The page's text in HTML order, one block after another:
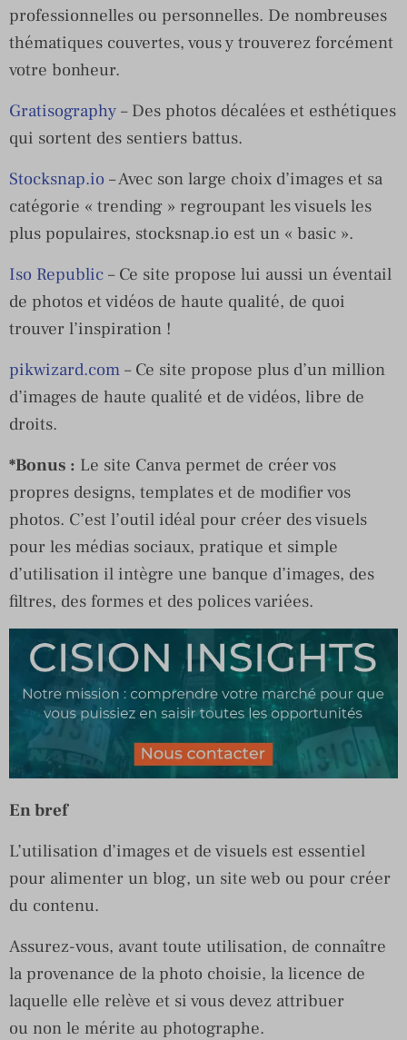
professionnelles ou personnelles. De nombreuses
thématiques couvertes, vous y trouverez forcément
votre bonheur.
Gratisography – Des photos décalées et esthétiques
qui sortent des sentiers battus.
Stocksnap.io – Avec son large choix d’images et sa
catégorie « trending » regroupant les visuels les
plus populaires, stocksnap.io est un « basic ».
Iso Republic – Ce site propose lui aussi un éventail
de photos et vidéos de haute qualité, de quoi
trouver l’inspiration !
pikwizard.com – Ce site propose plus d’un million
d’images de haute qualité et de vidéos, libre de
droits.
*Bonus : Le site Canva permet de créer vos
propres designs, templates et de modifier vos
photos. C’est l’outil idéal pour créer des visuels
pour les médias sociaux, pratique et simple
d’utilisation il intègre une banque d’images, des
filtres, des formes et des polices variées.
En bref
L’utilisation d’images et de visuels est essentiel
pour alimenter un blog, un site web ou pour créer
du contenu.
Assurez-vous, avant toute utilisation, de connaître
la provenance de la photo choisie, la licence de
laquelle elle relève et si vous devez attribuer
ou non le mérite au photographe.